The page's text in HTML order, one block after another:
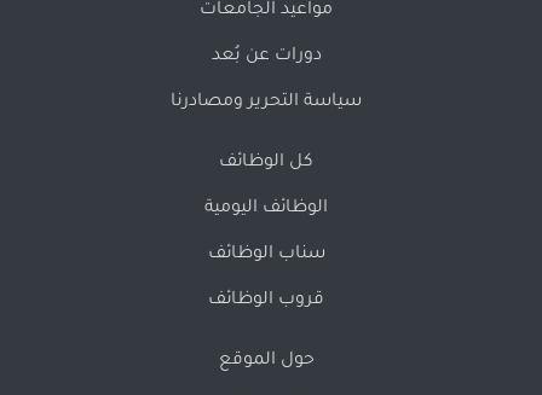
مواعيد الجامعات
دورات عن بُعد
سياسة التحرير ومصادرنا
كل الوظائف
الوظائف اليومية
سناب الوظائف
قروب الوظائف
حول الموقع